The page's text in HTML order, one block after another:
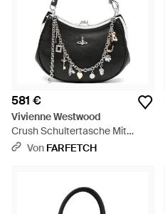
581 €
Vivienne Westwood
Crush Schultertasche Mit
Anhänger - Schwarz
Von FARFETCH